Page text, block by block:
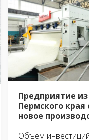
Предприятие из
Пермского края
новое
Объём